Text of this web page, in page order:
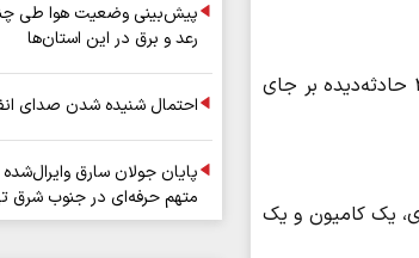
تصادف زنجیره‌ای در اتوبان قم–کاشان با برخورد چهار وسیله نقلیه شامل اتوبوس، کامیون و دو خودروی سواری، ۲۷ حادثه‌دیده بر جای
یک کامیون و یک
پیش‌بینی وضعیت هوا طی چند
رعد و برق در این استان‌ها
احتمال شنیده شدن صدای
متهم حرفه‌ای در جنوب شرق